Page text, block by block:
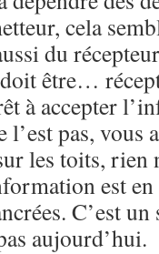
cela
du
être…
à accepter
l’est pas,
les toits, rien
est
C’est
aujourd’hui.